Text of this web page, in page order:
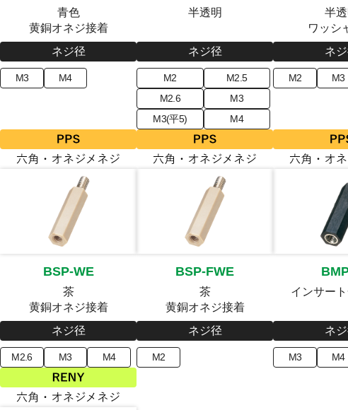
青色
黄銅オネジ接着
ネジ径
M3 M4
半透明
ネジ径
M2
M2.5
M2.6
M3
M3(平5)
M4
半
ワッシ
ネ
M2 M3
BSP-WE
茶
黄銅オネジ接着
ネジ径
M2.6 M3 M4
BSP-FWE
茶
黄銅オネジ接着
ネジ径
M2
インサー
ネ
M3 M4